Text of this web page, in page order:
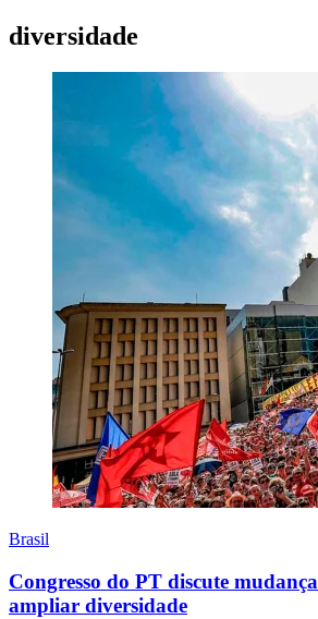
diversidade
Brasil
Congresso do PT discute
ampliar diversidade